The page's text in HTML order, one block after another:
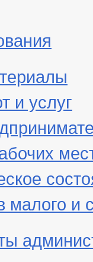
и услуг
малого и